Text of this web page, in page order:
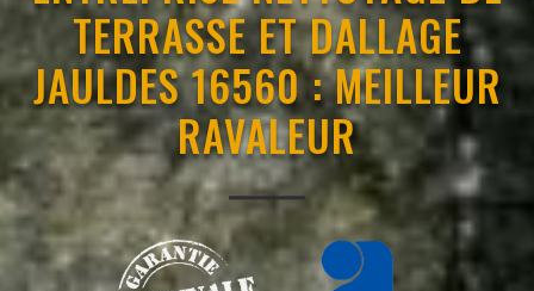
TERRASSE ET DALLAGE
JAULDES 16560 : MEILLEUR
RAVALEUR